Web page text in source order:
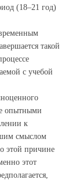
(18–21 год)
такой
с учебой
опытными
к
смыслом
этой причине
этот